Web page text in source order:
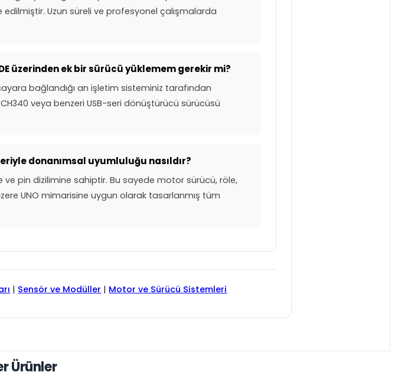
Uzun süreli ve profesyonel çalışmalarda
üzerinden ek bir sürücü yüklemem gerekir mi?
bağlandığı an işletim sisteminiz tarafından
veya benzeri USB-seri dönüştürücü sürücüsü
donanımsal uyumluluğu nasıldır?
pin dizilimine sahiptir. Bu sayede motor sürücü, röle,
UNO mimarisine uygun olarak tasarlanmış tüm
| Sensör ve Modüller | Motor ve Sürücü Sistemleri
Ürünler